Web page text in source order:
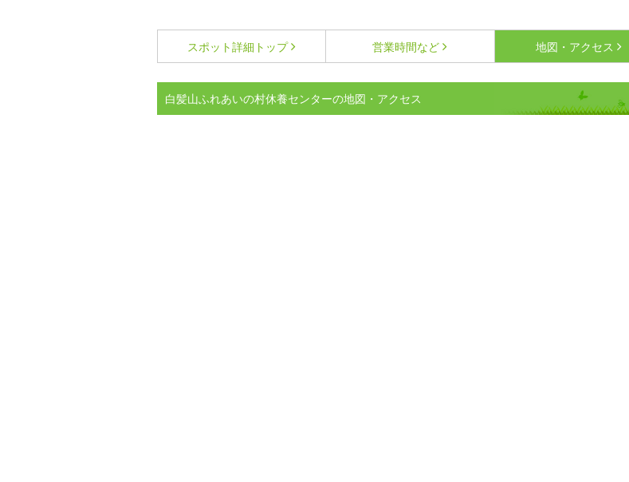
スポット詳細 トップ 営業時間など 地図・アクセス
白髪山ふれあいの村休養センターの地図・アクセス